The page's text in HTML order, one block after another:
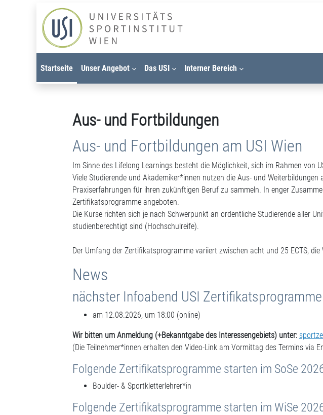
Zum Hauptinhalt
Startseite Unser Angebot Das USI Interner Bereich
Aus- und Fortbildungen
Aus- und Fortbildungen am USI Wien
Im Sinne des Lifelong Learnings besteht die Möglichkeit, sich im Rahmen
Viele Studierende und Akademiker*innen nutzen die Aus- und
Praxiserfahrungen für ihren zukünftigen Beruf zu sammeln. In enger
Zertifikatsprogramme angeboten.
Die Kurse richten sich je nach Schwerpunkt an ordentliche Studierende aller
studienberechtigt sind (Hochschulreife).
Der Umfang der Zertifikatsprogramme variiert zwischen acht und 25 ECTS,
News
nächster Infoabend USI Zertifikatsprogramme
am 12.08.2026, um 18:00 (online)
Wir bitten um Anmeldung (+Bekanntgabe des Interessengebiets) unter:
(Die Teilnehmer*innen erhalten den Video-Link am Vormittag des Termins via
Folgende Zertifikatsprogramme starten im SoSe
Boulder- & Sportkletterlehrer*in
Folgende Zertifikatsprogramme starten im WiSe